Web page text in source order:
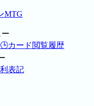
MTG
🕒カード閲覧履歴
表記